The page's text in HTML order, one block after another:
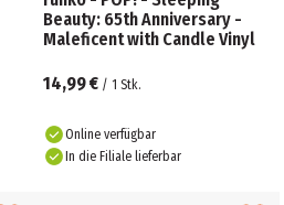
Beauty: 65th Anniversary -
Maleficent with Candle Vinyl
14,99 € / 1 Stk.
Online verfügbar
In die Filiale lieferbar